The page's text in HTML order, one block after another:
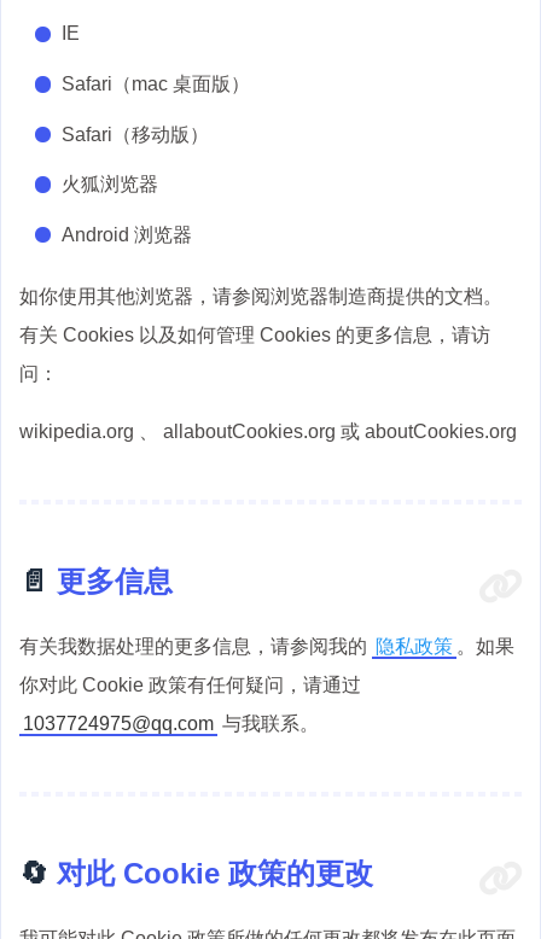
IE
Safari（mac 桌面版）
Safari（移动版）
火狐浏览器
Android 浏览器
如你使用其他浏览器，请参阅浏览器制造商提供的文档。
有关 Cookies 以及如何管理 Cookies 的更多信息，请访
问：
wikipedia.org 、 allaboutCookies.org 或 aboutCookies.org
📄 更多信息
有关我数据处理的更多信息，请参阅我的 隐私政策 。如果
你对此 Cookie 政策有任何疑问，请通过
1037724975@qq.com 与我联系。
🔄 对此 Cookie 政策的更改